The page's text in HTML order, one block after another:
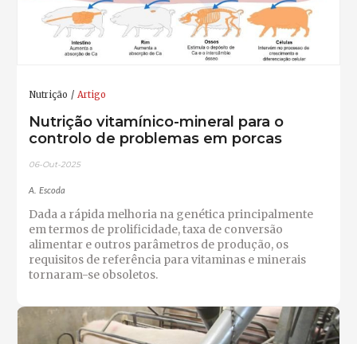
Nutrição Artigo
Nutrição vitamínico-mineral para o
controlo de problemas em porcas
06-Out-2025
A. Escoda
Dada a rápida melhoria na genética principalmente
em termos de prolificidade, taxa de conversão
alimentar e outros parâmetros de produção, os
requisitos de referência para vitaminas e minerais
tornaram-se obsoletos.